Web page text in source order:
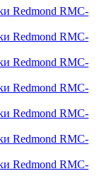
Redmond RMC-
Redmond RMC-
Redmond RMC-
Redmond RMC-
Redmond RMC-
Redmond RMC-
Redmond RMC-